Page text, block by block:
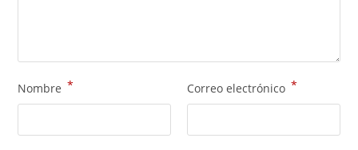
Nombre * Correo electrónico *